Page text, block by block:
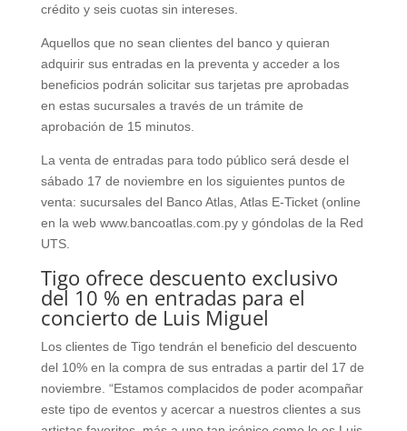
crédito y seis cuotas sin intereses.
Aquellos que no sean clientes del banco y quieran
adquirir sus entradas en la preventa y acceder a los
beneficios podrán solicitar sus tarjetas pre aprobadas
en estas sucursales a través de un trámite de
aprobación de 15 minutos.
La venta de entradas para todo público será desde el
sábado 17 de noviembre en los siguientes puntos de
venta: sucursales del Banco Atlas, Atlas E-Ticket (online
en la web www.bancoatlas.com.py y góndolas de la Red
UTS.
Tigo ofrece descuento exclusivo
del 10 % en entradas para el
concierto de Luis Miguel
Los clientes de Tigo tendrán el beneficio del descuento
del 10% en la compra de sus entradas a partir del 17 de
noviembre. “Estamos complacidos de poder acompañar
este tipo de eventos y acercar a nuestros clientes a sus